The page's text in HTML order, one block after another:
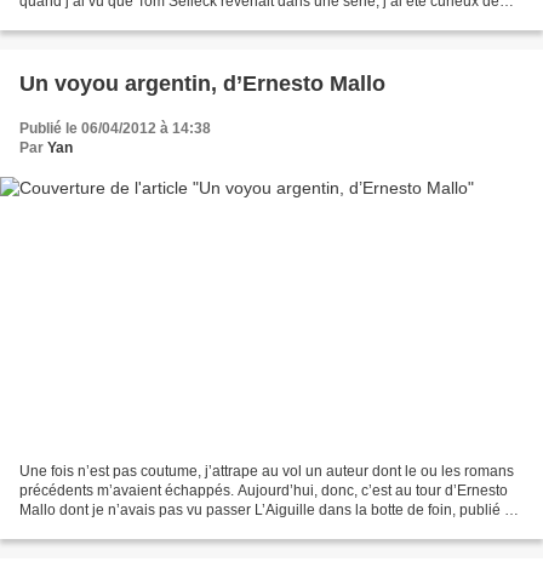
Un voyou argentin, d’Ernesto Mallo
Publié le 06/04/2012 à 14:38
Par Yan
Une fois n’est pas coutume, j’attrape au vol un auteur dont le ou les romans
précédents m’avaient échappés. Aujourd’hui, donc, c’est au tour d’Ernesto
Mallo dont je n’avais pas vu passer L’Aiguille dans la botte de foin, publié en